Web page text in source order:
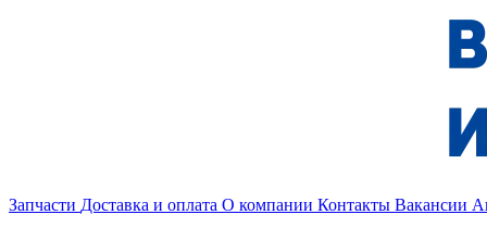
Запчасти Доставка и оплата О компании Контакты Вакансии